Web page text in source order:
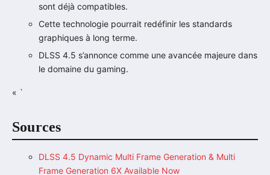
sont déjà compatibles.
Cette technologie pourrait redéfinir les standards
graphiques à long terme.
DLSS 4.5 s’annonce comme une avancée majeure dans
le domaine du gaming.
« `
Sources
DLSS 4.5 Dynamic Multi Frame Generation & Multi
Frame Generation 6X Available Now